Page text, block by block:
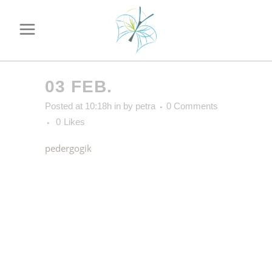
03 FEB.
Posted at 10:18h in by petra
0 Comments
0 Likes
pedergogik